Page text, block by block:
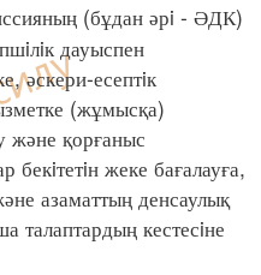
(бұдан әрi - ӘДК)
дауыспен
әскери-есептiк
(жұмысқа)
және қорғаныс
бекiтетiн жеке бағалауға,
азаматтың денсаулық
талаптардың кестесiне